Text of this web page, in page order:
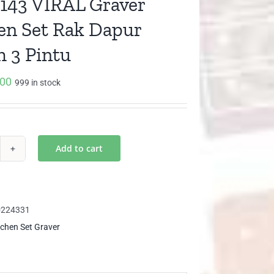
Set Rak Dapur
3 Pintu
999 in stock
Add to cart
Set Graver